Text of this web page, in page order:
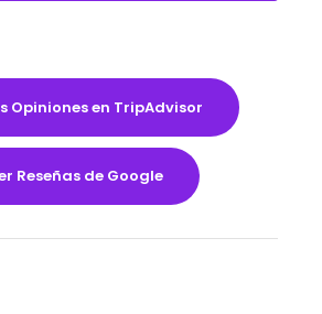
Opiniones en TripAdvisor
Reseñas de Google